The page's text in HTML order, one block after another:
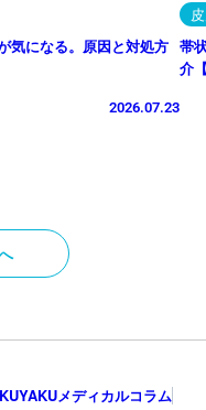
気になる。原因と対処方
2026.07.23
帯
介
メディカルコラム